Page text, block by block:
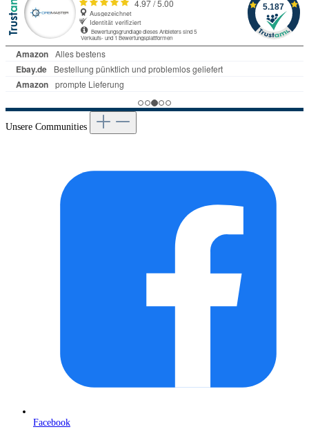
Unsere Communities
Facebook